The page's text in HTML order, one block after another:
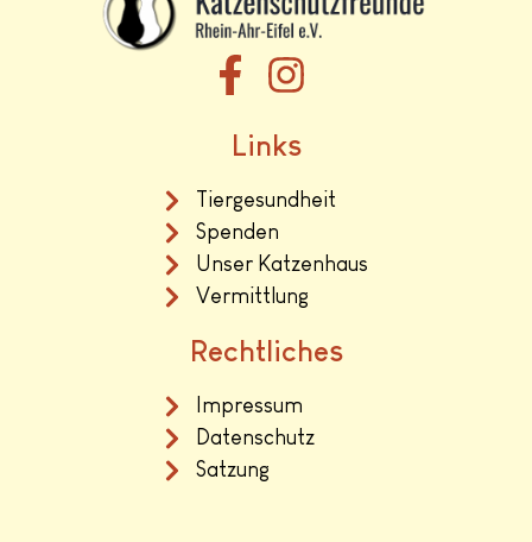
Links
Tiergesundheit
Spenden
Unser Katzenhaus
Vermittlung
Rechtliches
Impressum
Datenschutz
Satzung